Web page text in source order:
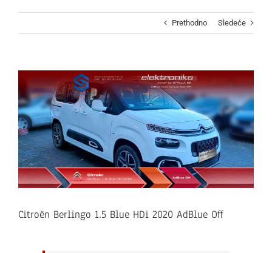
Prethodno Sledeće
Citroën Berlingo 1.5 Blue HDi 2020 AdBlue Off